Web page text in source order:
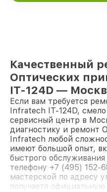
Качественный
Оптических
IT-124D —
Если вам требуется
Infratech IT-124D,
сервисный центр в
диагностику и ремонт
Infratech любой
имеют большой опыт,
быстрого
телефону +7 (495) 152-
мастерской по адресу
получаете